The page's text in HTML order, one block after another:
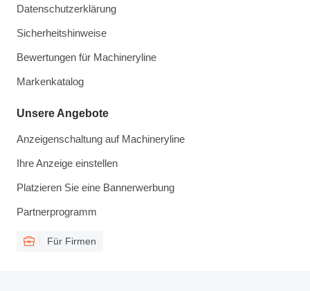
Datenschutzerklärung
Sicherheitshinweise
Bewertungen für Machineryline
Markenkatalog
Unsere Angebote
Anzeigenschaltung auf Machineryline
Ihre Anzeige einstellen
Platzieren Sie eine Bannerwerbung
Partnerprogramm
Für Firmen